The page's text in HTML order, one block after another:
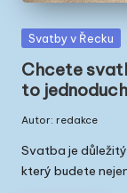
Posted
Svatby v Řecku
Chcete
to
by
Autor: redakce
Svatba je
který budete